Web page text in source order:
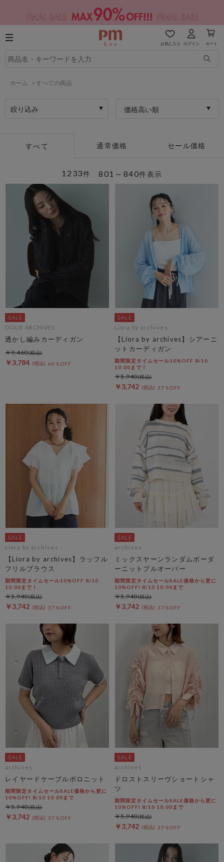
お気に入り ログイン カート
ホーム > すべての商品
絞り込み 価格高い順
すべて 通常価格 セール価格
801～840件表示
1233件
DOUX ARCHIVES
透かし編みカーディガン
￥3,784 60％OFF
￥9,460
Liora by archives
【Liora by archives】シアーニ
ットカーディガン
期間限定タイムセール10%OFF 8/10
10:00まで！
￥3,742 37％OFF
￥5,940
Liora by archives
【Liora by archives】ラッフル
フリルブラウス
期間限定タイムセール10%OFF 8/10
10:00まで！
￥3,742 37％OFF
￥5,940
archives
ミックスヤーンランダムボーダ
ーニットプルオーバー
期間限定タイムセールSALE価格から更に
10%OFF! 8/10 10:00まで
￥3,742 37％OFF
￥5,940
archives
レイヤードケーブルポロニット
期間限定タイムセールSALE価格から更に
10%OFF! 8/10 10:00まで
￥3,742 37％OFF
￥5,940
archives
ドロストスリーヴショートシャ
ツ
期間限定タイムセールSALE価格から更に
10%OFF! 8/10 10:00まで
￥3,742 37％OFF
￥5,940